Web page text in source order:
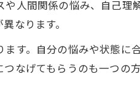
人間関係の悩み、自己理
なります。
す。自分の悩みや状態に
なげてもらうのも一つの方